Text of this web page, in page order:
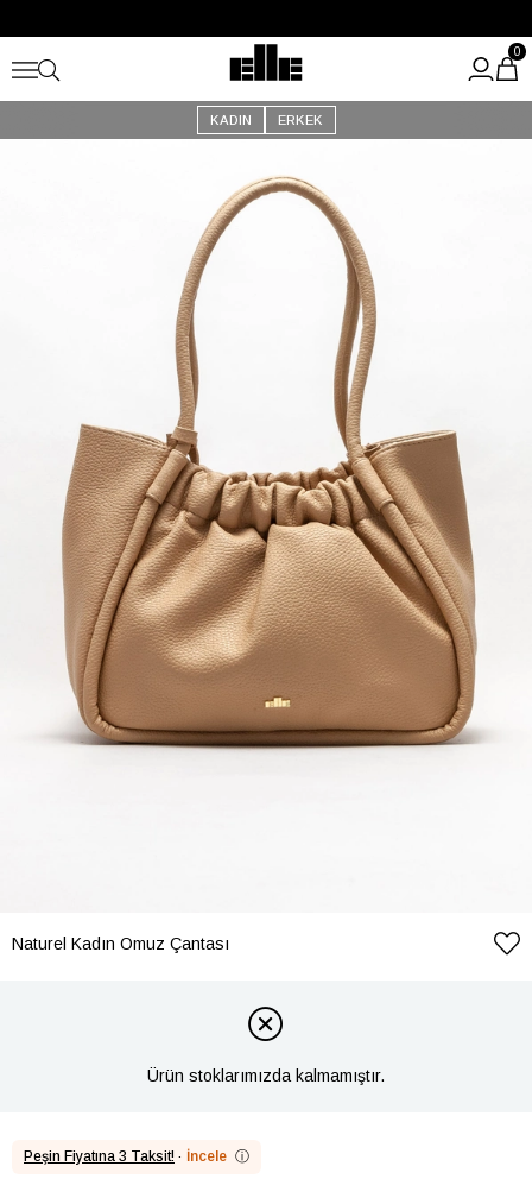
Kargo Ücretsiz!
KADIN ERKEK
0
Naturel Kadın Omuz Çantası
Ürün stoklarımızda kalmamıştır.
Peşin Fiyatına 3 Taksit! · İncele ⓘ